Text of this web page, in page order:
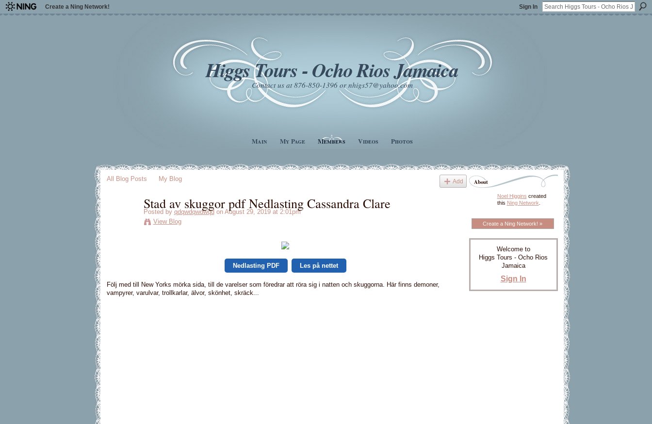
Create a Ning Network! Sign In
Higgs Tours - Ocho Rios Jamaica
Contact us at 876-850-1396 or nhigs57@yahoo.com
Main My Page Members Videos Photos
All Blog Posts My Blog Add
Stad av skuggor pdf Nedlasting Cassandra Clare
Posted by qdqwdqwdwqdon August 29, 2019 at 2:01pm
View Blog
Nedlasting PDF Les på nettet
Följ med till New Yorks mörka sida, till de varelser som föredrar att röra sig i natten och skuggorna. Här finns demoner,
vampyrer, varulvar, trollkarlar, älvor, skönhet, skräck...
About
Noel Higgins created
this Ning Network
Create a Ning Network! »
Welcome to
Higgs Tours - Ocho Rios
Jamaica
Sign In